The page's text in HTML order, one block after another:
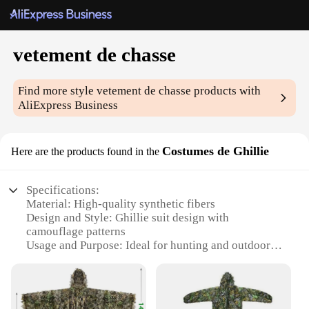
vetement de chasse
Find more stylevetement de chasse products with
AliExpress Business
Here are the products found in the Costumes de Ghillie
Specifications:
Material: High-quality synthetic fibers
Design and Style: Ghillie suit design with
camouflage patterns
Usage and Purpose: Ideal for hunting and outdoor
Performance and Property: Lightweight, breathable,
and durable
Shape or Size or Weight or Quantity: Available in